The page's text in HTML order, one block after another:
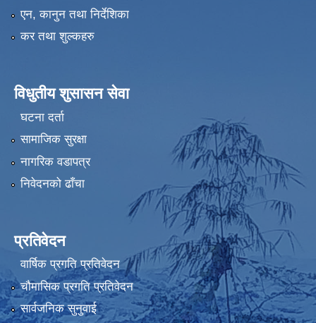
एन, कानुन तथा निर्देशिका
कर तथा शुल्कहरु
विधुतीय शुसासन सेवा
घटना दर्ता
सामाजिक सुरक्षा
नागरिक वडापत्र
निवेदनको ढाँचा
प्रतिवेदन
वार्षिक प्रगति प्रतिवेदन
चौमासिक प्रगति प्रतिवेदन
सार्वजनिक सुनुवाई